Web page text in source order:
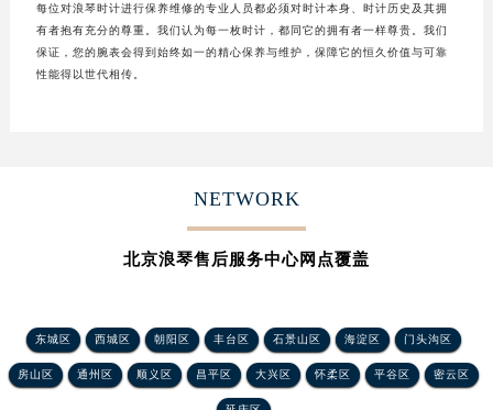
每位对浪琴时计进行保养维修的专业人员都必须对时计本身、时计历史及其拥
有者抱有充分的尊重。我们认为每一枚时计，都同它的拥有者一样尊贵。我们
保证，您的腕表会得到始终如一的精心保养与维护，保障它的恒久价值与可靠
性能得以世代相传。
NETWORK
北京浪琴售后服务中心网点覆盖
东城区 西城区 朝阳区 丰台区 石景山区 海淀区 门头沟区
房山区 通州区 顺义区 昌平区 大兴区 怀柔区 平谷区 密云区